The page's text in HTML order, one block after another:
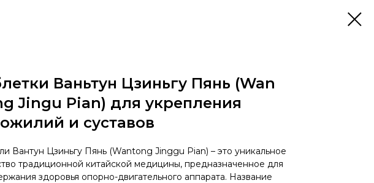
Ваньтун Цзиньгу Пянь (Wan
Jingu Pian) для укрепления
и суставов
Вантун Цзиньгу Пянь (Wantong Jinggu Pian) – это уникальное
традиционной китайской медицины, предназначенное для
здоровья опорно-двигательного аппарата. Название